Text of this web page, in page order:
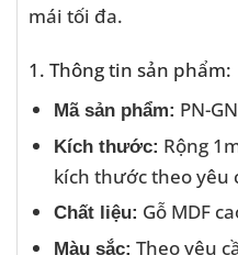
mái tối đa.
1. Thông tin sản phẩm:
Mã sản phẩm: PN-
Kích thước: Rộng
kích thước theo yêu
Chất liệu: Gỗ MDF
Màu sắc: Theo yêu